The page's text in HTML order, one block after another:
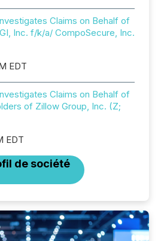
Claims on Behalf of
Inc. f/k/a/ CompoSecure, Inc.
EDT
Claims on Behalf of
of Zillow Group, Inc. (Z;
EDT
de société